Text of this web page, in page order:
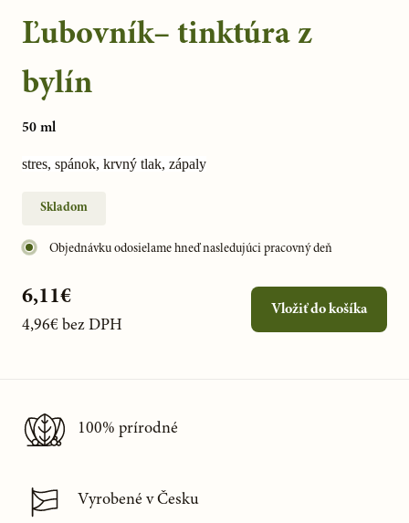
Ľubovník– tinktúra z
bylín
50 ml
stres, spánok, krvný tlak, zápaly
Skladom
Objednávku odosielame hneď nasledujúci pracovný deň
6,11€
4,96€ bez DPH
Vložiť do košíka
100% prírodné
Vyrobené v Česku